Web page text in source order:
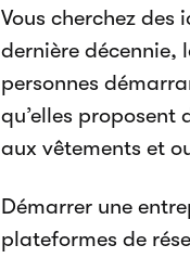
Vous cherchez des
dernière décennie,
personnes
qu’elles
aux vêtements et
Démarrer une
plateformes de